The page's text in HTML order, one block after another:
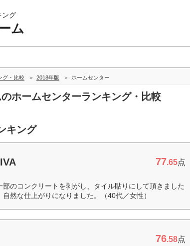
ング
ム
グ・比較 2018年版 ホームセンター
ホームセンターランキング・比較
キング
77.65点
のコンクリートを剥がし、タイル貼りにして頂きました
然な仕上がりになりました。（40代／女性）
76.58点